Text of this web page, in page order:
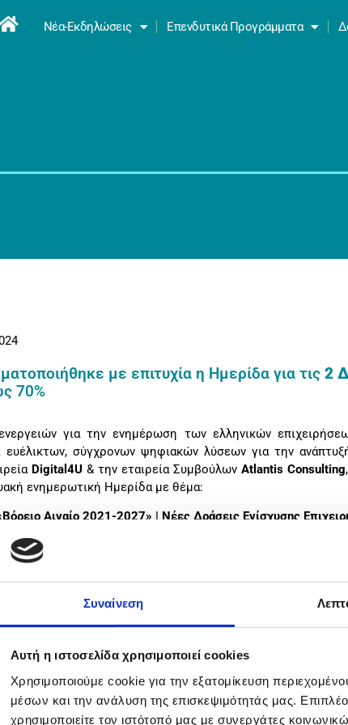
Συναίνεση
Αυτή η ιστοσελίδα χρησιμοποιεί cookies
Χρησιμοποιούμε cookie για την εξατομίκευση
μέσων και την ανάλυση της επισκεψιμότητάς μας.
χρησιμοποιείτε τον ιστότοπό μας με συνεργάτες
Νέα-Εκδηλώσεις Επενδυτικά Προγράμματα
με επιτυχία η Ημερίδα για τις 2
70%
για την ενημέρωση των ελληνικών
ευέλικτων, σύγχρονων ψηφιακών λύσεων για την
Digital 4U & την εταιρεία Συμβούλων Atlantis Consulting
ενημερωτική Ημερίδα με θέμα:
Αιγαίο 2021-2027» | Νέες Δράσεις Ενίσχυσης
πωλήσεων και των εξαγωγών τους
στην ενημέρωση των επιχειρήσεων που
της εξωστρέφειας και της
δημιουργία προϊόντων, αξιοποιώντας τις δύο (2)
αναλυτική παρουσίαση των βασικών σημείων, των
Δράσεις του Προγράμματος «Βόρειο Αιγαίο 2021-
πωλήσεων και κυρίως των εξαγωγών»